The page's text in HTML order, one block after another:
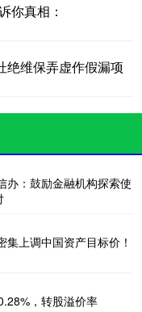
你真相：
绝维保弄虚作假漏项
办：鼓励金融机构探索使
上调中国资产目标价！
，转股溢价率